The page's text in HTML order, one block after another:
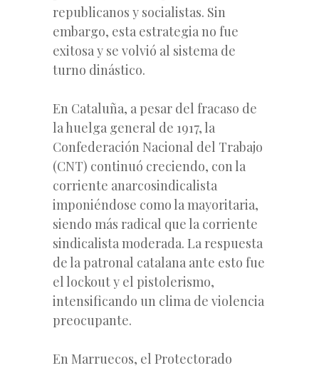
republicanos y socialistas. Sin
embargo, esta estrategia no fue
exitosa y se volvió al sistema de
turno dinástico.
En Cataluña, a pesar del fracaso de
la huelga general de 1917, la
Confederación Nacional del Trabajo
(CNT) continuó creciendo, con la
corriente anarcosindicalista
imponiéndose como la mayoritaria,
siendo más radical que la corriente
sindicalista moderada. La respuesta
de la patronal catalana ante esto fue
el lockout y el pistolerismo,
intensificando un clima de violencia
preocupante.
En Marruecos, el Protectorado